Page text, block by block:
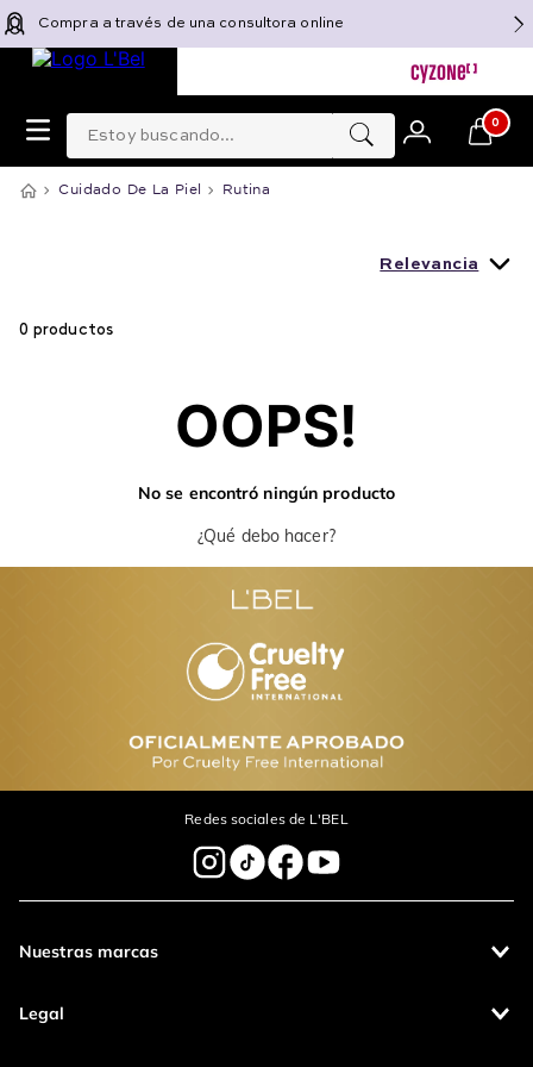
Compra a través de una consultora online
Estoy buscando... 0
Cuidado De La Piel Rutina
Relevancia
0 productos
OOPS!
No se encontró ningún producto
¿Qué debo hacer?
Redes sociales de L'BEL
Nuestras marcas
Legal